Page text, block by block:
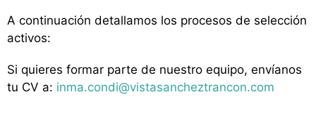
A continuación detallamos los procesos de selección
activos:
Si quieres formar parte de nuestro equipo, envíanos
tu CV a: inma.condi@vistasancheztrancon.com